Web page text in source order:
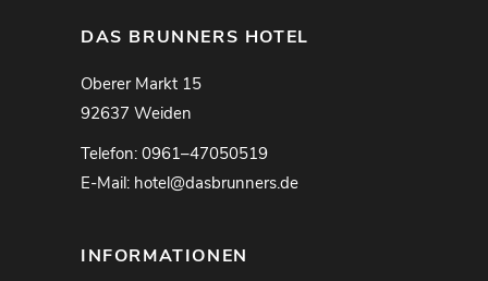
DAS BRUNNERS HOTEL
Oberer Markt 15
92637 Weiden
Telefon: 0961–47050519
E-Mail: hotel@dasbrunners.de
INFORMATIONEN